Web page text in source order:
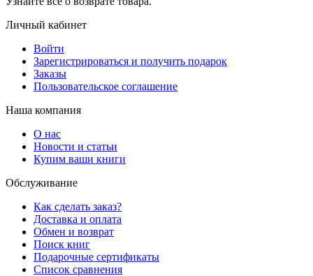
Личный кабинет
Войти
Зарегистрироваться и получить подарок
Заказы
Пользовательское соглашение
Наша компания
О нас
Новости и статьи
Купим ваши книги
Обслуживание
Как сделать заказ?
Доставка и оплата
Обмен и возврат
Поиск книг
Подарочные сертификаты
Список сравнения